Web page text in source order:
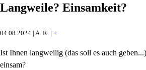
Langweile? Einsamkeit?
04.08.2024 | A. R. | +
Ist Ihnen langweilig (das soll es auch
einsam?